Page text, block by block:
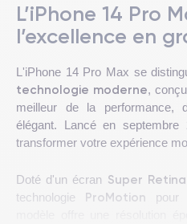
L’iPhone 14 Pro
l’excellence en
L'iPhone 14 Pro Max se
technologie moderne,
meilleur de la performance,
élégant. Lancé en
transformer votre expérience
Doté d'un écran Super Retina
technologie ProMotion pour